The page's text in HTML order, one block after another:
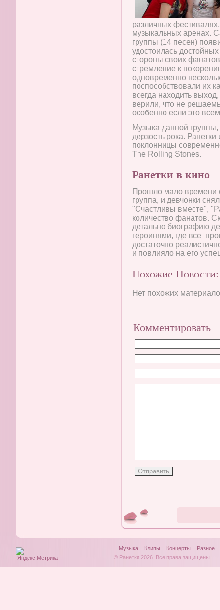
различных
музыкальных аренах.
группы (14 песен)
удостоилась
стороны своих
стремление к
одновременно
поспособствовали их
всегда находить
верили, что не
особенно если это
Музыка данной группы,
дерзость рока.
поклонницы
The Rolling Stones.
Ранетки в кино
Прошло мало времени
группа, и девчонки
"Счастливы вместе",
количество фанатов.
детально биографию
героинями, где все
достаточно
и повлияло на его
Похожие Новости:
Нет похожих
Комментировать
Музыка Клипы Концерты
Разное
© Ранетки 2026. Все права защищены.